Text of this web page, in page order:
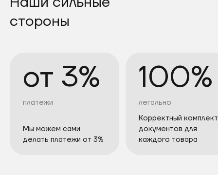
стороны
от 3%
платежи
Мы можем сами
делать платежи от 3%
100%
легально
Корректный комплект
документов для
каждого товара